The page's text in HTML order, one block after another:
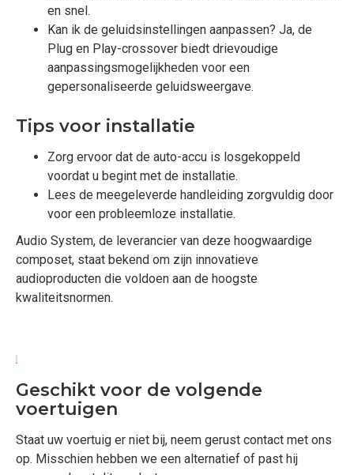
en snel.
Kan ik de geluidsinstellingen aanpassen? Ja, de
Plug en Play-crossover biedt drievoudige
aanpassingsmogelijkheden voor een
gepersonaliseerde geluidsweergave.
Tips voor installatie
Zorg ervoor dat de auto-accu is losgekoppeld
voordat u begint met de installatie.
Lees de meegeleverde handleiding zorgvuldig door
voor een probleemloze installatie.
Audio System, de leverancier van deze hoogwaardige
composet, staat bekend om zijn innovatieve
audioproducten die voldoen aan de hoogste
kwaliteitsnormen.
Geschikt voor de volgende
voertuigen
Staat uw voertuig er niet bij, neem gerust contact met ons
op. Misschien hebben we een alternatief of past hij